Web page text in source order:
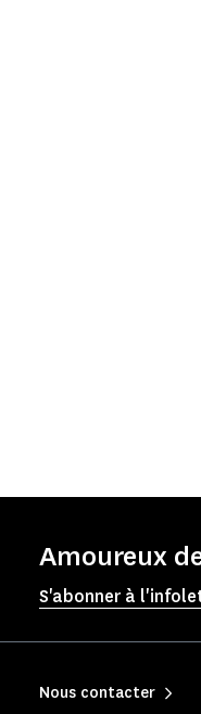
Amoureux
S'abonner à
Nous contacter